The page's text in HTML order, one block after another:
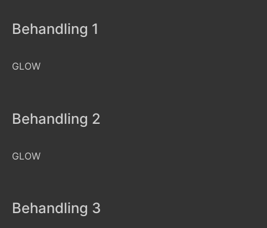
Behandling 1
GLOW
Behandling 2
GLOW
Behandling 3